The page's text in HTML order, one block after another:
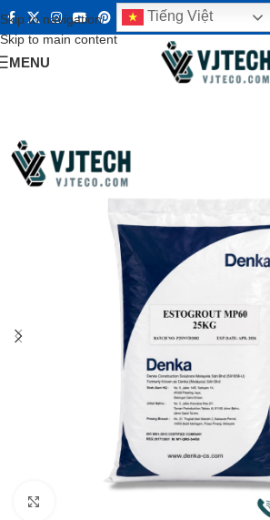
Skip to navigation
Skip to main content
Tiếng Việt
MENU